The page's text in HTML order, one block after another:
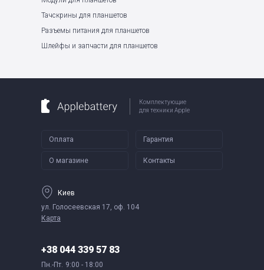
Тачскрины для планшетов
Разъемы питания для планшетов
Шлейфы и запчасти для планшетов
Комплектующие
для техники Apple
Оплата Гарантия
О магазине Контакты
Киев
ул. Голосеевская 17, оф. 104
Карта
+38 044 339 57 83
Пн.-Пт. 9:00 - 18:00